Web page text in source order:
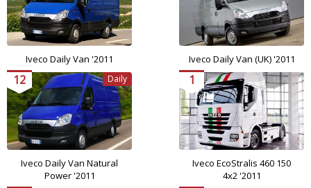
Iveco Daily Van '2011 Iveco Daily Van (UK) '2011
Iveco Daily Van Natural
Power '2011
12 Daily
Iveco EcoStralis 460 150
4x2 '2011
1